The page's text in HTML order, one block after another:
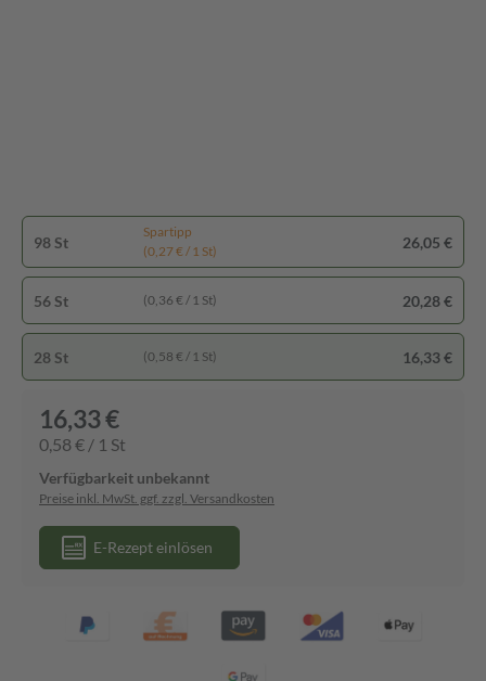
98 St
Spartipp
(0,27 € / 1 St)
26,05 €
56 St (0,36 € / 1 St) 20,28 €
28 St (0,58 € / 1 St) 16,33 €
16,33 €
0,58 € / 1 St
Verfügbarkeit unbekannt
Preise inkl. MwSt. ggf. zzgl. Versandkosten
E-Rezept einlösen